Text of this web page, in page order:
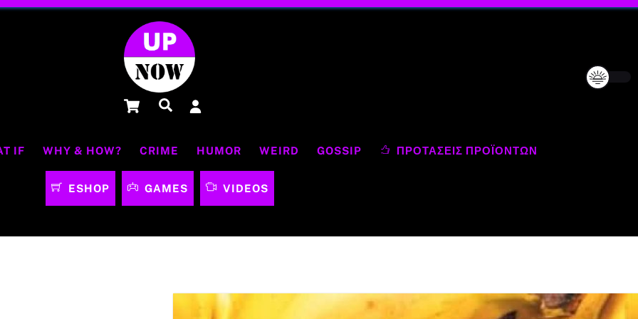
Cart Αναζήτηση
IF WHY & HOW? CRIME HUMOR WEIRD GOSSIP ΠΡΟΤΆΣΕΙΣ ΠΡΟΪΌΝΤΩΝ
ESHOP GAMES VIDEOS